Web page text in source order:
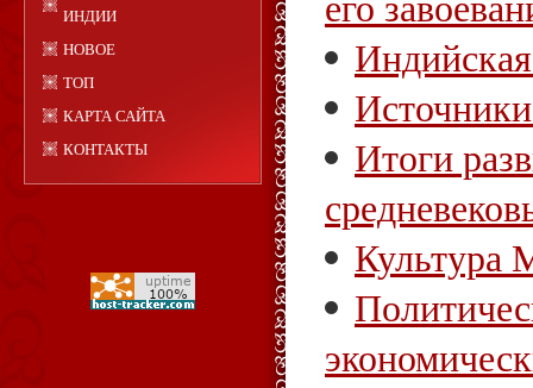
ИНДИИ
НОВОЕ
ТОП
КАРТА САЙТА
КОНТАКТЫ
Итоги
Культура